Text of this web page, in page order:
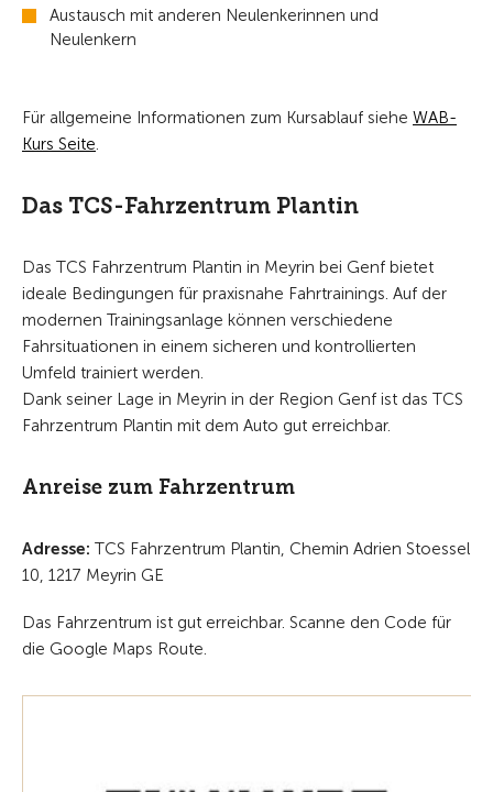
Austausch mit anderen Neulenkerinnen und
Neulenkern
Für allgemeine Informationen zum Kursablauf siehe WAB-
Kurs Seite.
Das TCS-Fahrzentrum Plantin
Das TCS Fahrzentrum Plantin in Meyrin bei Genf bietet
ideale Bedingungen für praxisnahe Fahrtrainings. Auf der
modernen Trainingsanlage können verschiedene
Fahrsituationen in einem sicheren und kontrollierten
Umfeld trainiert werden.
Dank seiner Lage in Meyrin in der Region Genf ist das TCS
Fahrzentrum Plantin mit dem Auto gut erreichbar.
Anreise zum Fahrzentrum
Adresse: TCS Fahrzentrum Plantin, Chemin Adrien Stoessel
10, 1217 Meyrin GE
Das Fahrzentrum ist gut erreichbar. Scanne den Code für
die Google Maps Route.